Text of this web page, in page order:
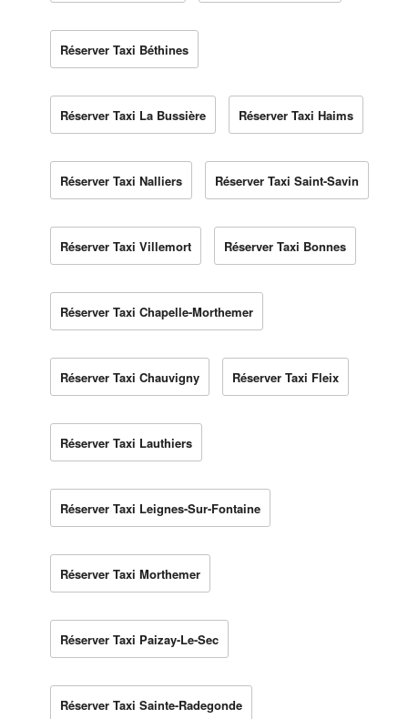
Réserver Taxi Béthines
Réserver Taxi La Bussière Réserver Taxi Haims
Réserver Taxi Nalliers Réserver Taxi Saint-Savin
Réserver Taxi Villemort Réserver Taxi Bonnes
Réserver Taxi Chapelle-Morthemer
Réserver Taxi Chauvigny Réserver Taxi Fleix
Réserver Taxi Lauthiers
Réserver Taxi Leignes-Sur-Fontaine
Réserver Taxi Morthemer
Réserver Taxi Paizay-Le-Sec
Réserver Taxi Sainte-Radegonde